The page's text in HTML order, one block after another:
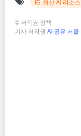
최신 AI 리소스
© 저작권 정책
기사 저작권 AI 공유 서클